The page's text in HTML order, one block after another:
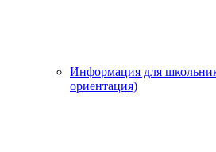
Информация для
ориентация)